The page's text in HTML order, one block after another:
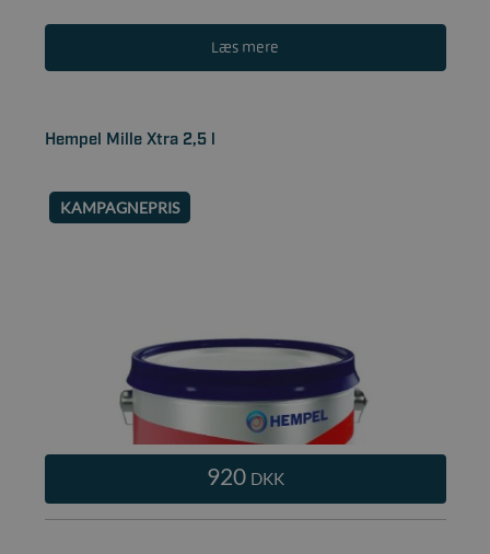
Læs mere
Hempel Mille Xtra 2,5 l
KAMPAGNEPRIS
920 DKK